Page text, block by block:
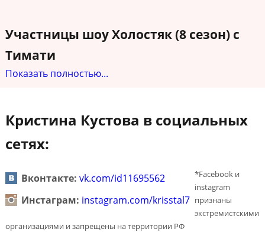
Участницы шоу Холостяк (8 сезон) с
Тимати
Показать полностью...
Кристина Кустова в социальных
сетях:
Вконтакте: vk.com/id11695562
Инстаграм: instagram.com/krisstal7
*Facebook и
instagram
признаны
экстремистскими
организациями и запрещены на территории РФ